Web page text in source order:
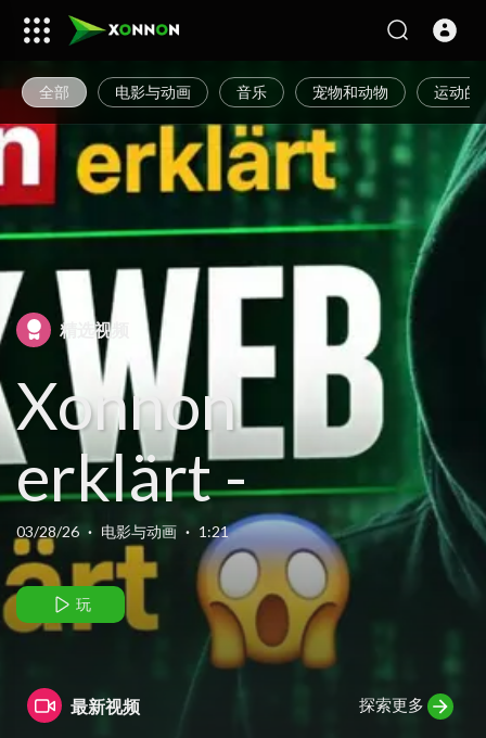
全部 电影与动画 音乐 宠物和动物 运动的
精选视频
Xonnon
erklärt -
Darkweb
03/28/26 · 电影与动画 · 1:21
玩
最新视频 探索更多